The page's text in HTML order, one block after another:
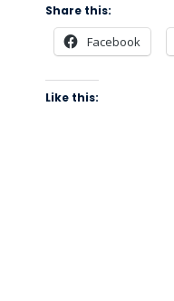
Share this:
Facebook
Like this: